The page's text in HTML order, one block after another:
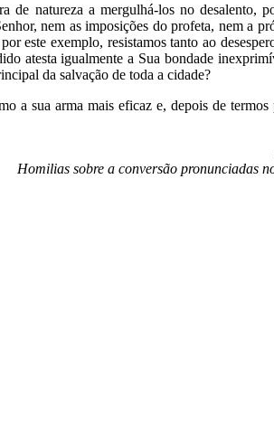
natureza a mergulhá-los no desalento,
nem as imposições do profeta, nem a
este exemplo, resistamos tanto ao
igualmente a Sua bondade
da salvação de toda a cidade?
a sua arma mais eficaz e, depois de
Homilias sobre a conversão pronunciadas